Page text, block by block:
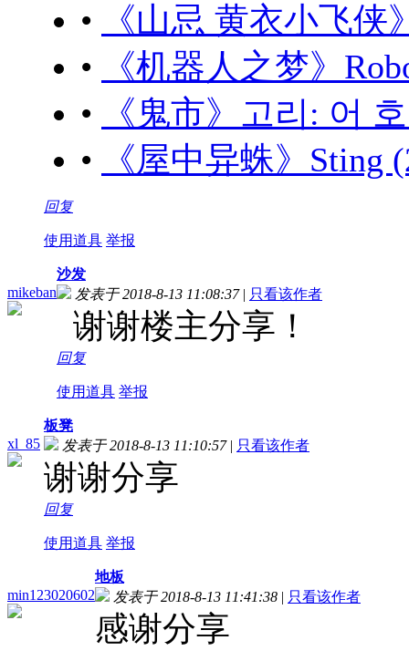
•
《山忌 黄衣小飞
•
《机器人之梦》
•
《鬼市》고리: 어
•
《屋中异蛛》Sting
回复
使用道具 举报
mikeban
沙发
发表于 2018-8-13 11:08:37 | 只看该作者
谢谢楼主分享！
回复
使用道具 举报
xl_85
板凳
发表于 2018-8-13 11:10:57 | 只看该作者
谢谢分享
回复
使用道具 举报
min123020602
地板
发表于 2018-8-13 11:41:38 | 只看该作者
感谢分享